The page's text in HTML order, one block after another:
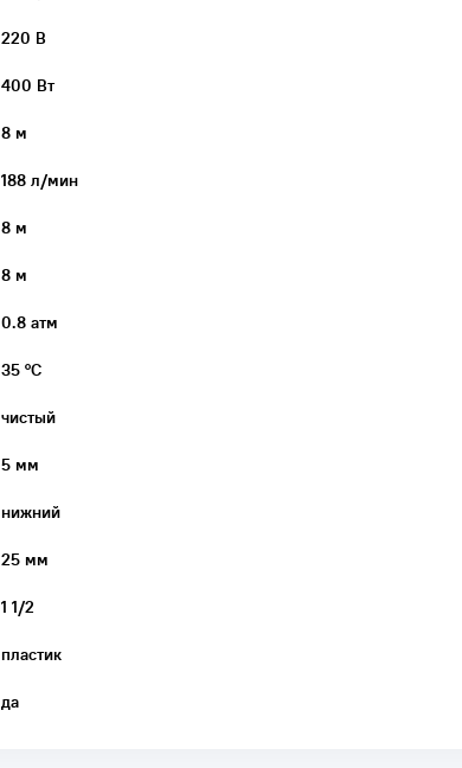
220 В
400 Вт
8 м
188 л/мин
8 м
8 м
0.8 атм
35 °C
чистый
5 мм
нижний
25 мм
1 1/2
пластик
да